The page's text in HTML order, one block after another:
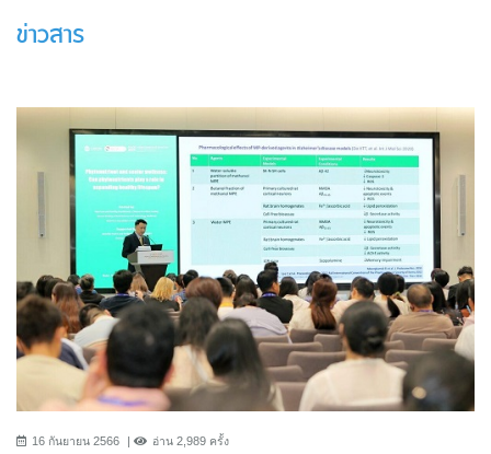
ข่าวสาร
16 กันยายน 2566 อ่าน 2,989 ครั้ง